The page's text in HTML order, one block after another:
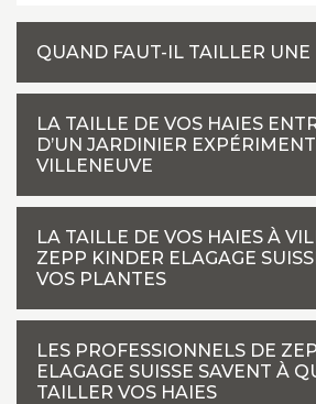
QUAND FAUT-IL TAILLER UNE
LA TAILLE DE VOS HAIES
D’UN JARDINIER
VILLENEUVE
LA TAILLE DE VOS HAIES À
ZEPP KINDER ELAGAGE
VOS PLANTES
LES PROFESSIONNELS DE
ELAGAGE SUISSE SAVENT À
TAILLER VOS HAIES